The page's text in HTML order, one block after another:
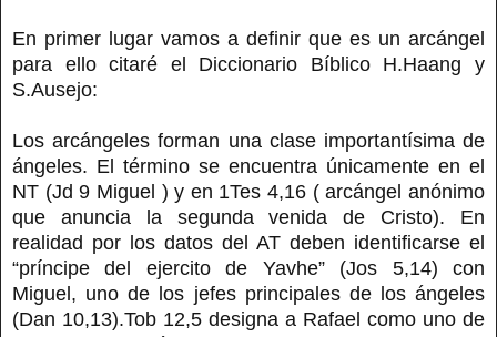
En primer lugar vamos a definir que es un arcángel
para ello citaré el Diccionario Bíblico H.Haang y
S.Ausejo:
Los arcángeles forman una clase importantísima de
ángeles. El término se encuentra únicamente en el
NT (Jd 9 Miguel ) y en 1Tes 4,16 ( arcángel anónimo
que anuncia la segunda venida de Cristo). En
realidad por los datos del AT deben identificarse el
“príncipe del ejercito de Yavhe” (Jos 5,14) con
Miguel, uno de los jefes principales de los ángeles
(Dan 10,13).Tob 12,5 designa a Rafael como uno de